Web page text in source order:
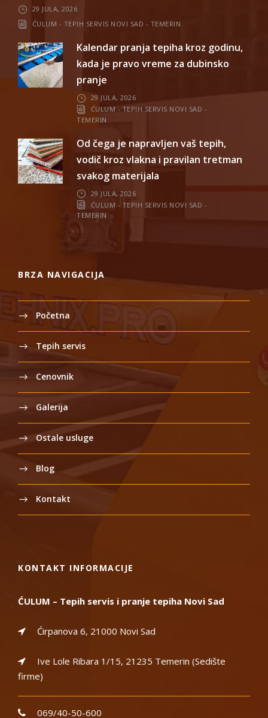
29 JULA, 2026
ĆULUM - TEPIH SERVIS NOVI SAD - TEMERIN
Kalendar pranja tepiha kroz godinu,
kada je pravo vreme za dubinsko
pranje
29 JULA, 2026
ĆULUM - TEPIH SERVIS NOVI SAD -
TEMERIN
Od čega je napravljen vaš tepih,
vodič kroz vlakna i pravilan tretman
svakog materijala
29 JULA, 2026
ĆULUM - TEPIH SERVIS NOVI SAD -
TEMERIN
BRZA NAVIGACIJA
Početna
Tepih servis
Cenovnik
Galerija
Ostale usluge
Blog
Kontakt
KONTAKT INFORMACIJE
ĆULUM – Tepih servis i pranje tepiha Novi Sad
Ćirpanova 6, 21000 Novi Sad
Ive Lole Ribara 1/15, 21235 Temerin (Sedište
firme)
069/40-50-600